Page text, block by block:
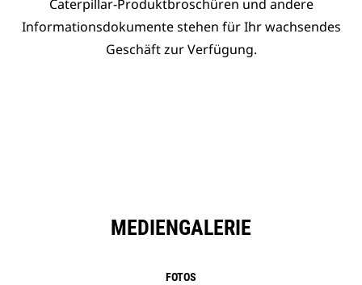
Caterpillar-Produktbroschüren und andere
Informationsdokumente stehen für Ihr wachsendes
Geschäft zur Verfügung.
MEDIENGALERIE
FOTOS